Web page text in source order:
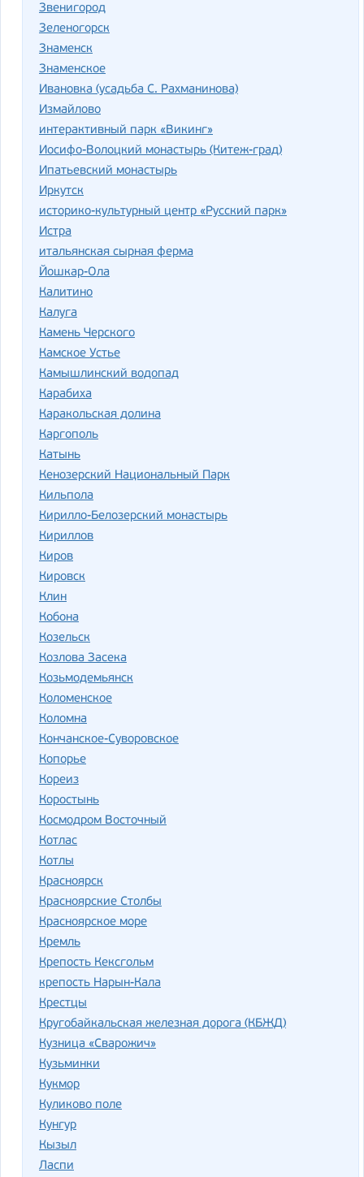
Звенигород
Зеленогорск
Знаменск
Знаменское
Ивановка (усадьба С. Рахманинова)
Измайлово
интерактивный парк «Викинг»
Иосифо-Волоцкий монастырь (Китеж-град)
Ипатьевский монастырь
Иркутск
историко-культурный центр «Русский парк»
Истра
итальянская сырная ферма
Йошкар-Ола
Калитино
Калуга
Камень Черского
Камское Устье
Камышлинский водопад
Карабиха
Каракольская долина
Каргополь
Катынь
Кенозерский Национальный Парк
Кильпола
Кирилло-Белозерский монастырь
Кириллов
Киров
Кировск
Клин
Кобона
Козельск
Козлова Засека
Козьмодемьянск
Коломенское
Коломна
Кончанское-Суворовское
Копорье
Кореиз
Коростынь
Космодром Восточный
Котлас
Котлы
Красноярск
Красноярские Столбы
Красноярское море
Кремль
Крепость Кексгольм
крепость Нарын-Кала
Крестцы
Кругобайкальская железная дорога (КБЖД)
Кузница «Сварожич»
Кузьминки
Кукмор
Куликово поле
Кунгур
Кызыл
Ласпи